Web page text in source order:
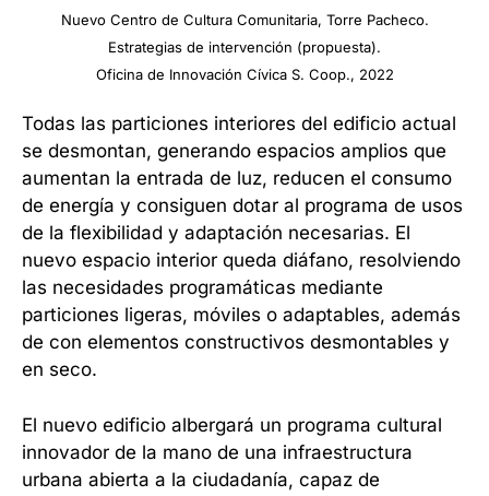
Nuevo Centro de Cultura Comunitaria, Torre Pacheco.
Estrategias de intervención (propuesta).
Oficina de Innovación Cívica S. Coop., 2022
Todas las particiones interiores del edificio actual
se desmontan, generando espacios amplios que
aumentan la entrada de luz, reducen el consumo
de energía y consiguen dotar al programa de usos
de la flexibilidad y adaptación necesarias. El
nuevo espacio interior queda diáfano, resolviendo
las necesidades programáticas mediante
particiones ligeras, móviles o adaptables, además
de con elementos constructivos desmontables y
en seco.
El nuevo edificio albergará un programa cultural
innovador de la mano de una infraestructura
urbana abierta a la ciudadanía, capaz de